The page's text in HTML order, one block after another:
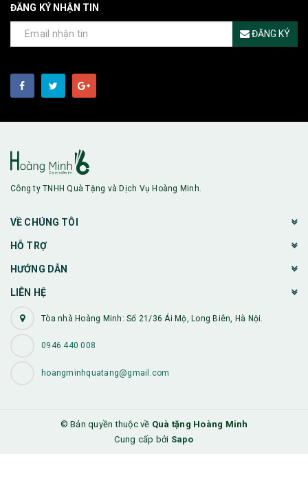
ĐĂNG KÝ NHẬN TIN
ĐĂNG KÝ
Công ty TNHH Quà Tặng và Dịch Vụ Hoàng Minh.
VỀ CHÚNG TÔI
HỖ TRỢ
HƯỚNG DẪN
LIÊN HỆ
Tòa nhà Hoàng Minh: Số 21/36 Ái Mộ, Long Biên, Hà Nội.
0946 440 008
hoangminhquatang@gmail.com
© Bản quyền thuộc về Quà tặng Hoàng Minh
Cung cấp bởi Sapo